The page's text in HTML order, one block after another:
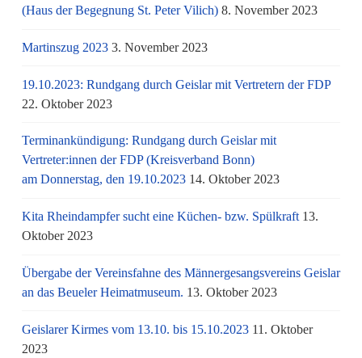
(Haus der Begegnung St. Peter Vilich) 8. November 2023
Martinszug 2023 3. November 2023
19.10.2023: Rundgang durch Geislar mit Vertretern der FDP
22. Oktober 2023
Terminankündigung: Rundgang durch Geislar mit
Vertreter:innen der FDP (Kreisverband Bonn)
am Donnerstag, den 19.10.2023 14. Oktober 2023
Kita Rheindampfer sucht eine Küchen- bzw. Spülkraft 13.
Oktober 2023
Übergabe der Vereinsfahne des Männergesangsvereins Geislar
an das Beueler Heimatmuseum. 13. Oktober 2023
Geislarer Kirmes vom 13.10. bis 15.10.2023 11. Oktober
2023